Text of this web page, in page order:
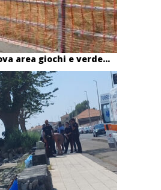
area giochi e verde...